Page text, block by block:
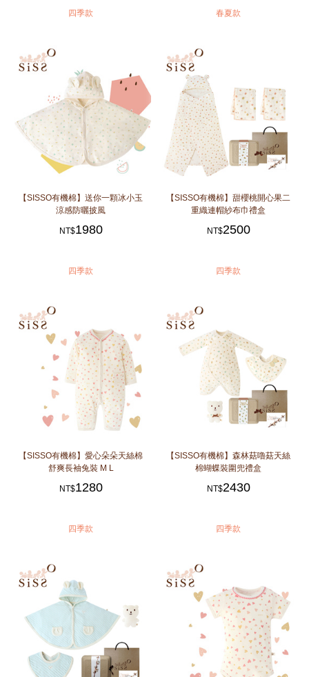
四季款 春夏款
【SISSO有機棉】送你一顆冰小玉
涼感防曬披風
NT$1980
四季款
【SISSO有機棉】甜櫻桃開心果二
重織連帽紗布巾禮盒
NT$2500
四季款
【SISSO有機棉】愛心朵朵天絲棉
舒爽長袖兔裝 M L
NT$1280
四季款
【SISSO有機棉】森林菇嚕菇天絲
棉蝴蝶裝圍兜禮盒
NT$2430
四季款